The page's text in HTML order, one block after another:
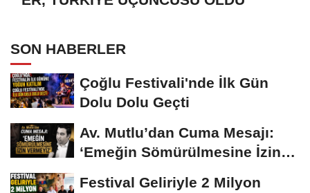
SON HABERLER
Çoğlu Festivali'nde İlk Gün
Dolu Dolu Geçti
Av. Mutlu’dan Cuma Mesajı:
‘Emeğin Sömürülmesine İzin
Festival Geliriyle 2 Milyon